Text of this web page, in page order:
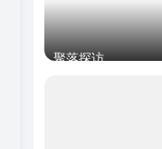
聚落探访